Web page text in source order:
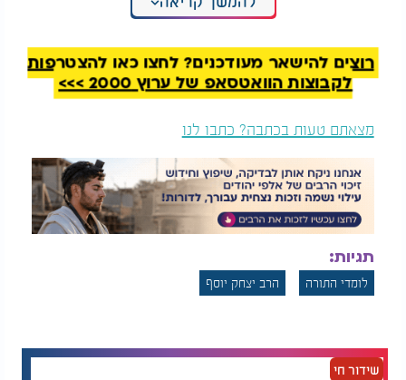
אמר: "אם יכריחו אותנו ללכת לצבא, ניסע כולנו לחוץ
רוצים להישאר מעודכנים? לחצו כאן להצטרפות
לקבוצות הוואטסאפ של ערוץ 2000 >>>
מצאתם טעות בכתבה? כתבו לנו
תגיות:
לומדי התורה הרב יצחק יוסף
שידור חי